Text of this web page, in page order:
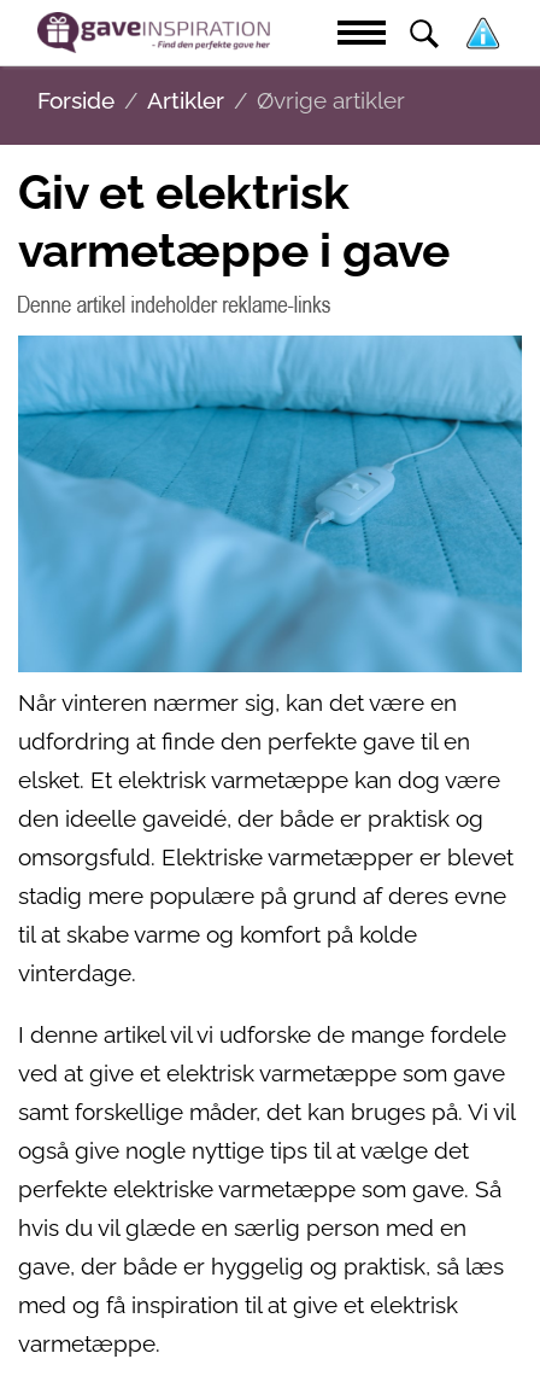
Forside Artikler Øvrige artikler
Giv et elektrisk
varmetæppe i gave
Når vinteren nærmer sig, kan det være en
udfordring at finde den perfekte gave til en
elsket. Et elektrisk varmetæppe kan dog være
den ideelle gaveidé, der både er praktisk og
omsorgsfuld. Elektriske varmetæpper er blevet
stadig mere populære på grund af deres evne
til at skabe varme og komfort på kolde
vinterdage.
I denne artikel vil vi udforske de mange fordele
ved at give et elektrisk varmetæppe som gave
samt forskellige måder, det kan bruges på. Vi vil
også give nogle nyttige tips til at vælge det
perfekte elektriske varmetæppe som gave. Så
hvis du vil glæde en særlig person med en
gave, der både er hyggelig og praktisk, så læs
med og få inspiration til at give et elektrisk
varmetæppe.